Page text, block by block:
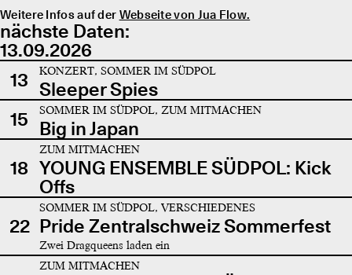
Weitere Infos auf der Webseite von Jua Flow.
nächste Daten:
13.09.2026
13
KONZERT, SOMMER IM SÜDPOL
Sleeper Spies
15
SOMMER IM SÜDPOL, ZUM MITMACHEN
Big in Japan
18
ZUM MITMACHEN
YOUNG ENSEMBLE SÜDPOL: Kick
Offs
22
SOMMER IM SÜDPOL, VERSCHIEDENES
Pride Zentralschweiz Sommerfest
Zwei Dragqueens laden ein
ZUM MITMACHEN